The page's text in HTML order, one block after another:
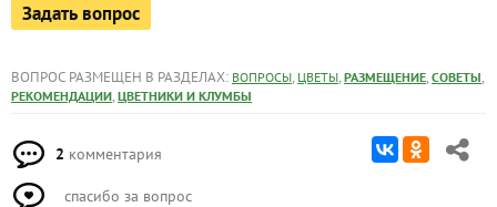
Задать вопрос
ВОПРОС РАЗМЕЩЕН В РАЗДЕЛАХ: ВОПРОСЫ, ЦВЕТЫ, РАЗМЕЩЕНИЕ, СОВЕТЫ,
РЕКОМЕНДАЦИИ, ЦВЕТНИКИ И КЛУМБЫ
2 комментария
спасибо за вопрос